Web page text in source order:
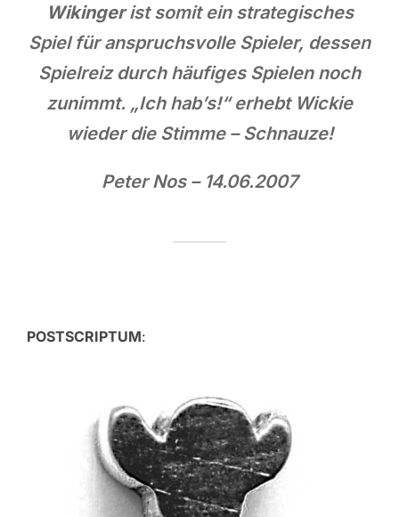
Wikingerist somit ein strategisches
Spiel für anspruchsvolle Spieler, dessen
Spielreiz durch häufiges Spielen noch
zunimmt. „Ich hab’s!“ erhebt Wickie
wieder die Stimme – Schnauze!
Peter Nos – 14.06.2007
POSTSCRIPTUM: